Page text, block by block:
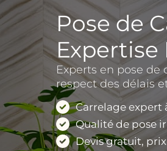
Pose de
Expertise
Experts en pose de
respect des délais
Carrelage expert
Qualité de pose
Devis gratuit,